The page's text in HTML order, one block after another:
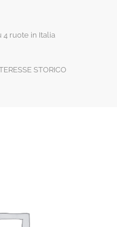
4 ruote in Italia
STORICO